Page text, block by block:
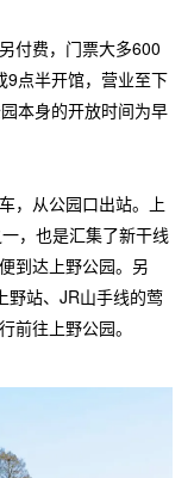
付费，门票大多600
9点半开馆，营业至下
本身的开放时间为早
，从公园口出站。上
，也是汇集了新干线
到达上野公园。另
野站、JR山手线的莺
前往上野公园。